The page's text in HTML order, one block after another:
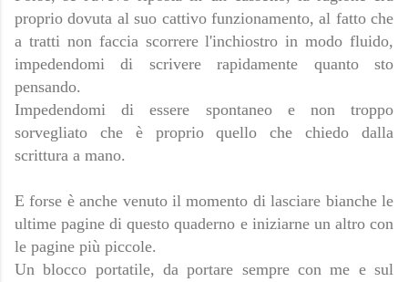
proprio dovuta al suo cattivo funzionamento, al fatto che
a tratti non faccia scorrere l'inchiostro in modo fluido,
impedendomi di scrivere rapidamente quanto sto
pensando.
Impedendomi di essere spontaneo e non troppo
sorvegliato che è proprio quello che chiedo dalla
scrittura a mano.
E forse è anche venuto il momento di lasciare bianche le
ultime pagine di questo quaderno e iniziarne un altro con
le pagine più piccole.
Un blocco portatile, da portare sempre con me e sul